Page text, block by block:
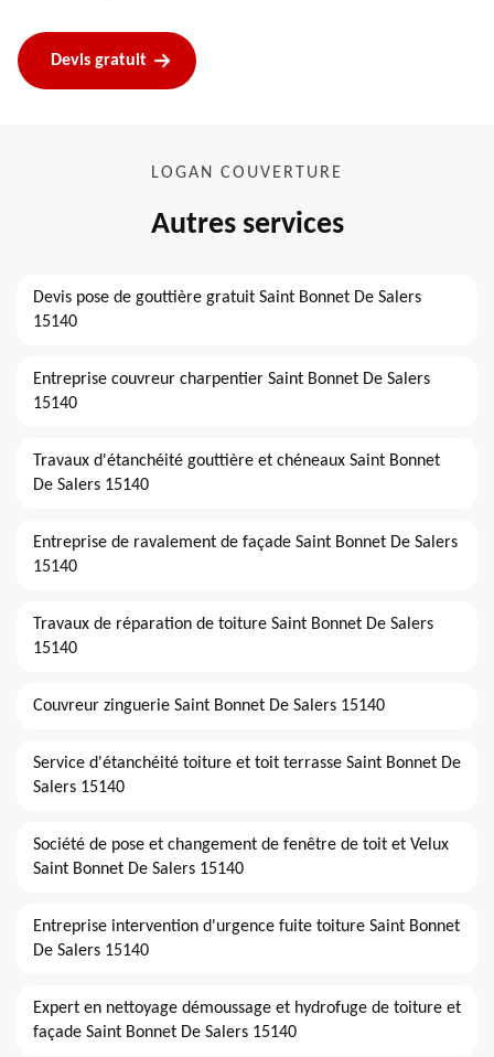
Devis gratuit
LOGAN COUVERTURE
Autres services
Devis pose de gouttière gratuit Saint Bonnet De Salers
15140
Entreprise couvreur charpentier Saint Bonnet De Salers
15140
Travaux d'étanchéité gouttière et chéneaux Saint Bonnet
De Salers 15140
Entreprise de ravalement de façade Saint Bonnet De Salers
15140
Travaux de réparation de toiture Saint Bonnet De Salers
15140
Couvreur zinguerie Saint Bonnet De Salers 15140
Service d'étanchéité toiture et toit terrasse Saint Bonnet De
Salers 15140
Société de pose et changement de fenêtre de toit et Velux
Saint Bonnet De Salers 15140
Entreprise intervention d'urgence fuite toiture Saint Bonnet
De Salers 15140
Expert en nettoyage démoussage et hydrofuge de toiture et
façade Saint Bonnet De Salers 15140